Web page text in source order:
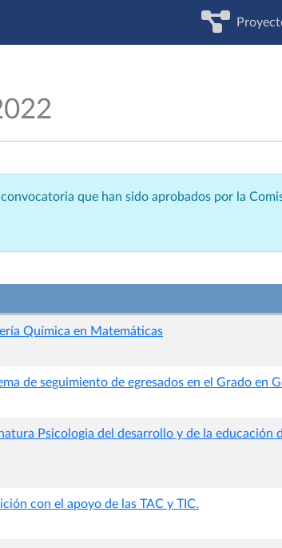
que han sido aprobados por la
Química en Matemáticas
de seguimiento de egresados en el Grado en
Psicologia del desarrollo y de la educación
con el apoyo de las TAC y TIC.